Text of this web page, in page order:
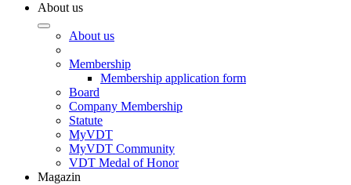
About us
About us
Membership
Membership application form
Board
Company Membership
Statute
MyVDT
MyVDT Community
VDT Medal of Honor
Magazin